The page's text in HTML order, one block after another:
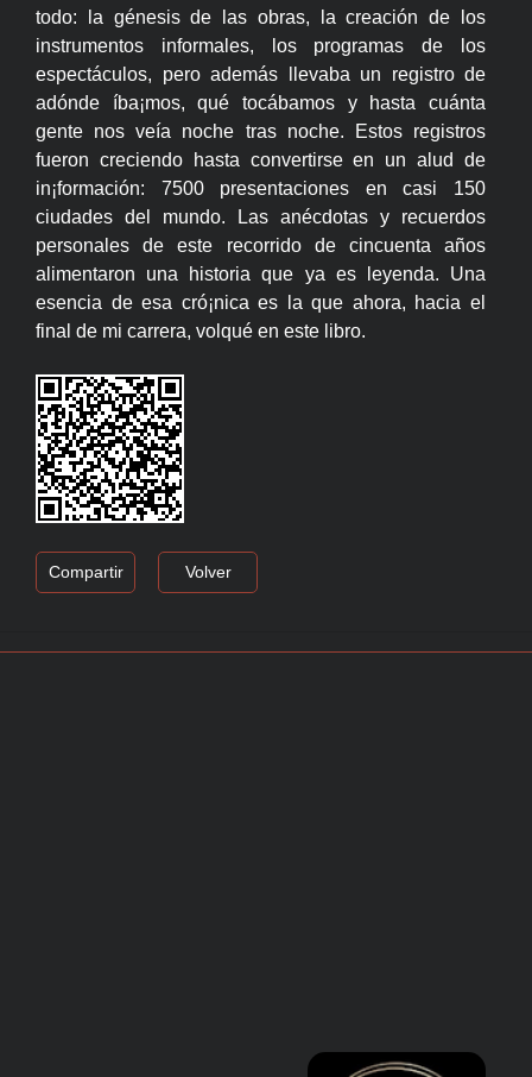
todo: la génesis de las obras, la creación de los
instrumentos informales, los programas de los
espectáculos, pero además llevaba un registro de
adónde íba¡mos, qué tocábamos y hasta cuánta
gente nos veía noche tras noche. Estos registros
fueron creciendo hasta convertirse en un alud de
in¡formación: 7500 presentaciones en casi 150
ciudades del mundo. Las anécdotas y recuerdos
personales de este recorrido de cincuenta años
alimentaron una historia que ya es leyenda. Una
esencia de esa cró¡nica es la que ahora, hacia el
final de mi carrera, volqué en este libro.
Compartir Volver